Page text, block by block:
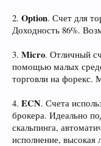
2. Option. Счет для
Доходность 86%.
3. Micro. Отличный
помощью малых
торговли на форекс.
4. ECN. Счета
брокера. Идеально
скальпинга,
исполнение, высокая